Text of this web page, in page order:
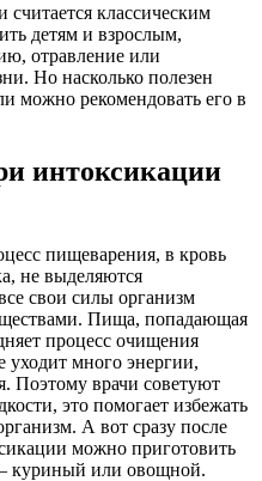
классическим
детям и взрослым,
отравление или
Но насколько полезен
можно рекомендовать его в
интоксикации
пищеварения, в кровь
не выделяются
свои силы организм
Пища, попадающая
процесс очищения
уходит много энергии,
Поэтому врачи советуют
это помогает избежать
А вот сразу после
можно приготовить
куриный или овощной.